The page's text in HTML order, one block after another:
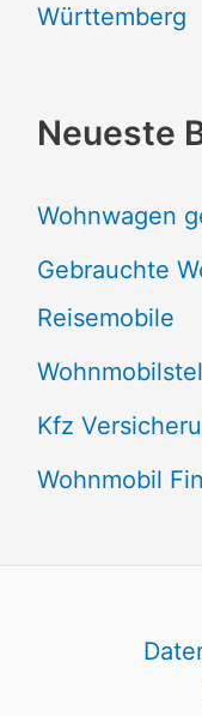
Württemberg
Neueste
Wohnwagen
Gebrauchte
Reisemobile
Kfz
Wohnmobil